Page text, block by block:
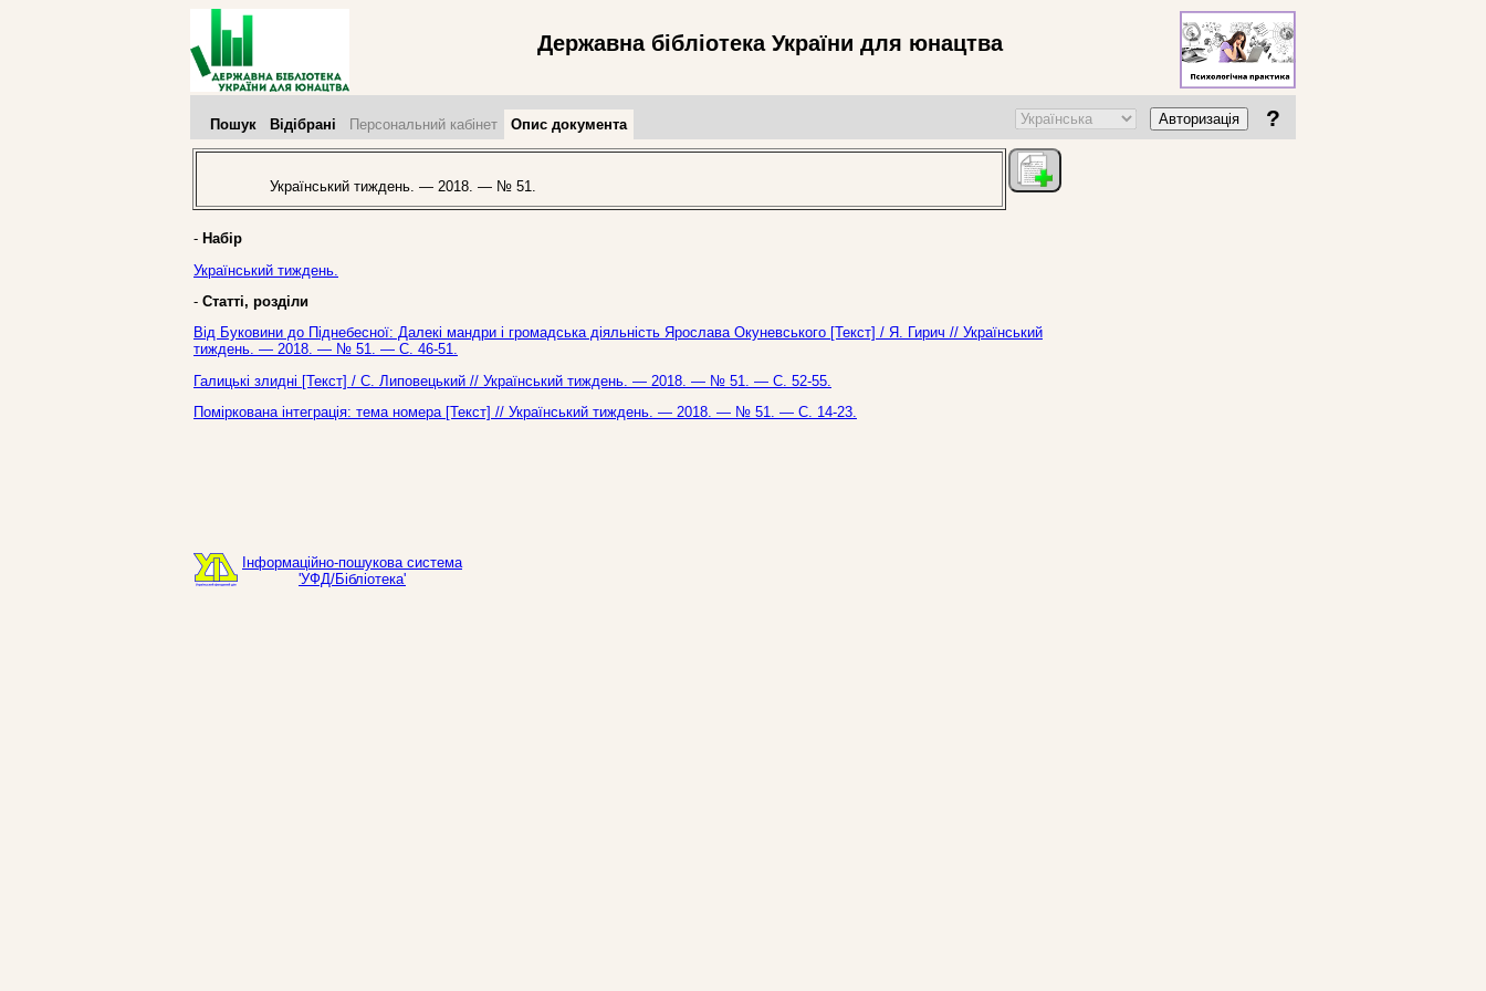
Державна бібліотека України для юнацтва
Пошук Відібрані Персональний кабінет Опис документа Авторизація ?
Український тиждень. — 2018. — № 51.
- Набір
Український тиждень.
- Статті, розділи
Від Буковини до Піднебесної: Далекі мандри і громадська діяльність Ярослава Окуневського [Текст] / Я. Гирич // Український
тиждень. — 2018. — № 51. — С. 46-51.
Галицькі злидні [Текст] / С. Липовецький // Український тиждень. — 2018. — № 51. — С. 52-55.
Поміркована інтеграція: тема номера [Текст] // Український тиждень. — 2018. — № 51. — С. 14-23.
Інформаційно-пошукова система
'УФД/Бібліотека'